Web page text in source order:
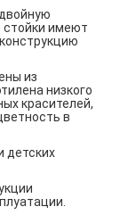
стойки имеют
из
низкого
красителей,
в
детских